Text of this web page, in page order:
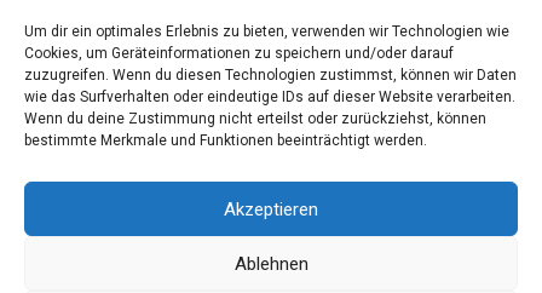
Um dir ein optimales Erlebnis zu bieten, verwenden wir Technologien wie
Cookies, um Geräteinformationen zu speichern und/oder darauf
zuzugreifen. Wenn du diesen Technologien zustimmst, können wir Daten
wie das Surfverhalten oder eindeutige IDs auf dieser Website verarbeiten.
Wenn du deine Zustimmung nicht erteilst oder zurückziehst, können
bestimmte Merkmale und Funktionen beeinträchtigt werden.
Akzeptieren
Ablehnen
Datenschutzerklärung